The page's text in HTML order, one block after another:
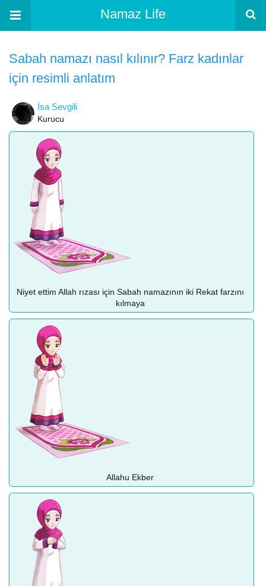
Namaz Life
Sabah namazı nasıl kılınır? Farz kadınlar
için resimli anlatım
İsa Sevgili
Kurucu
Niyet ettim Allah rızası için Sabah namazının iki Rekat farzını
kılmaya
Allahu Ekber